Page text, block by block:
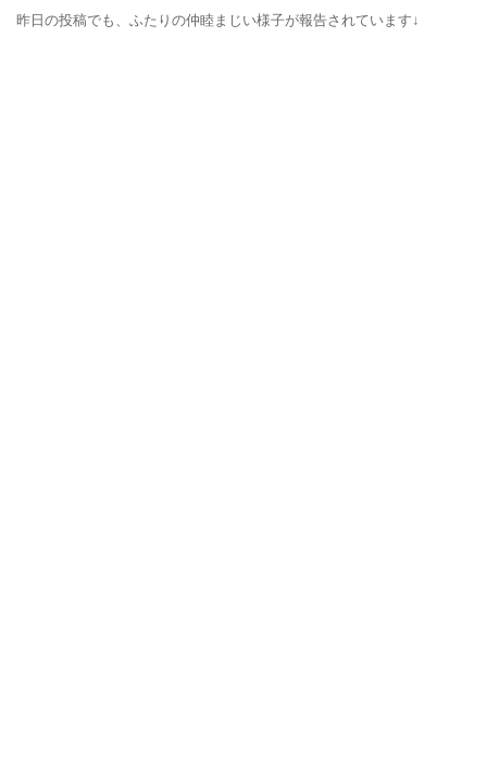
昨日の投稿でも、ふたりの仲睦まじい様子が報告されています↓